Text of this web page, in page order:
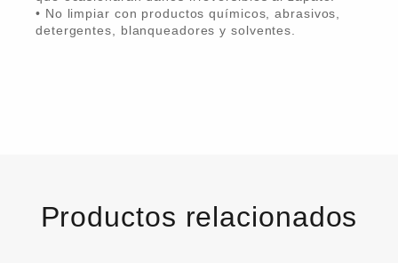
• No limpiar con productos químicos, abrasivos,
detergentes, blanqueadores y solventes.
Productos relacionados